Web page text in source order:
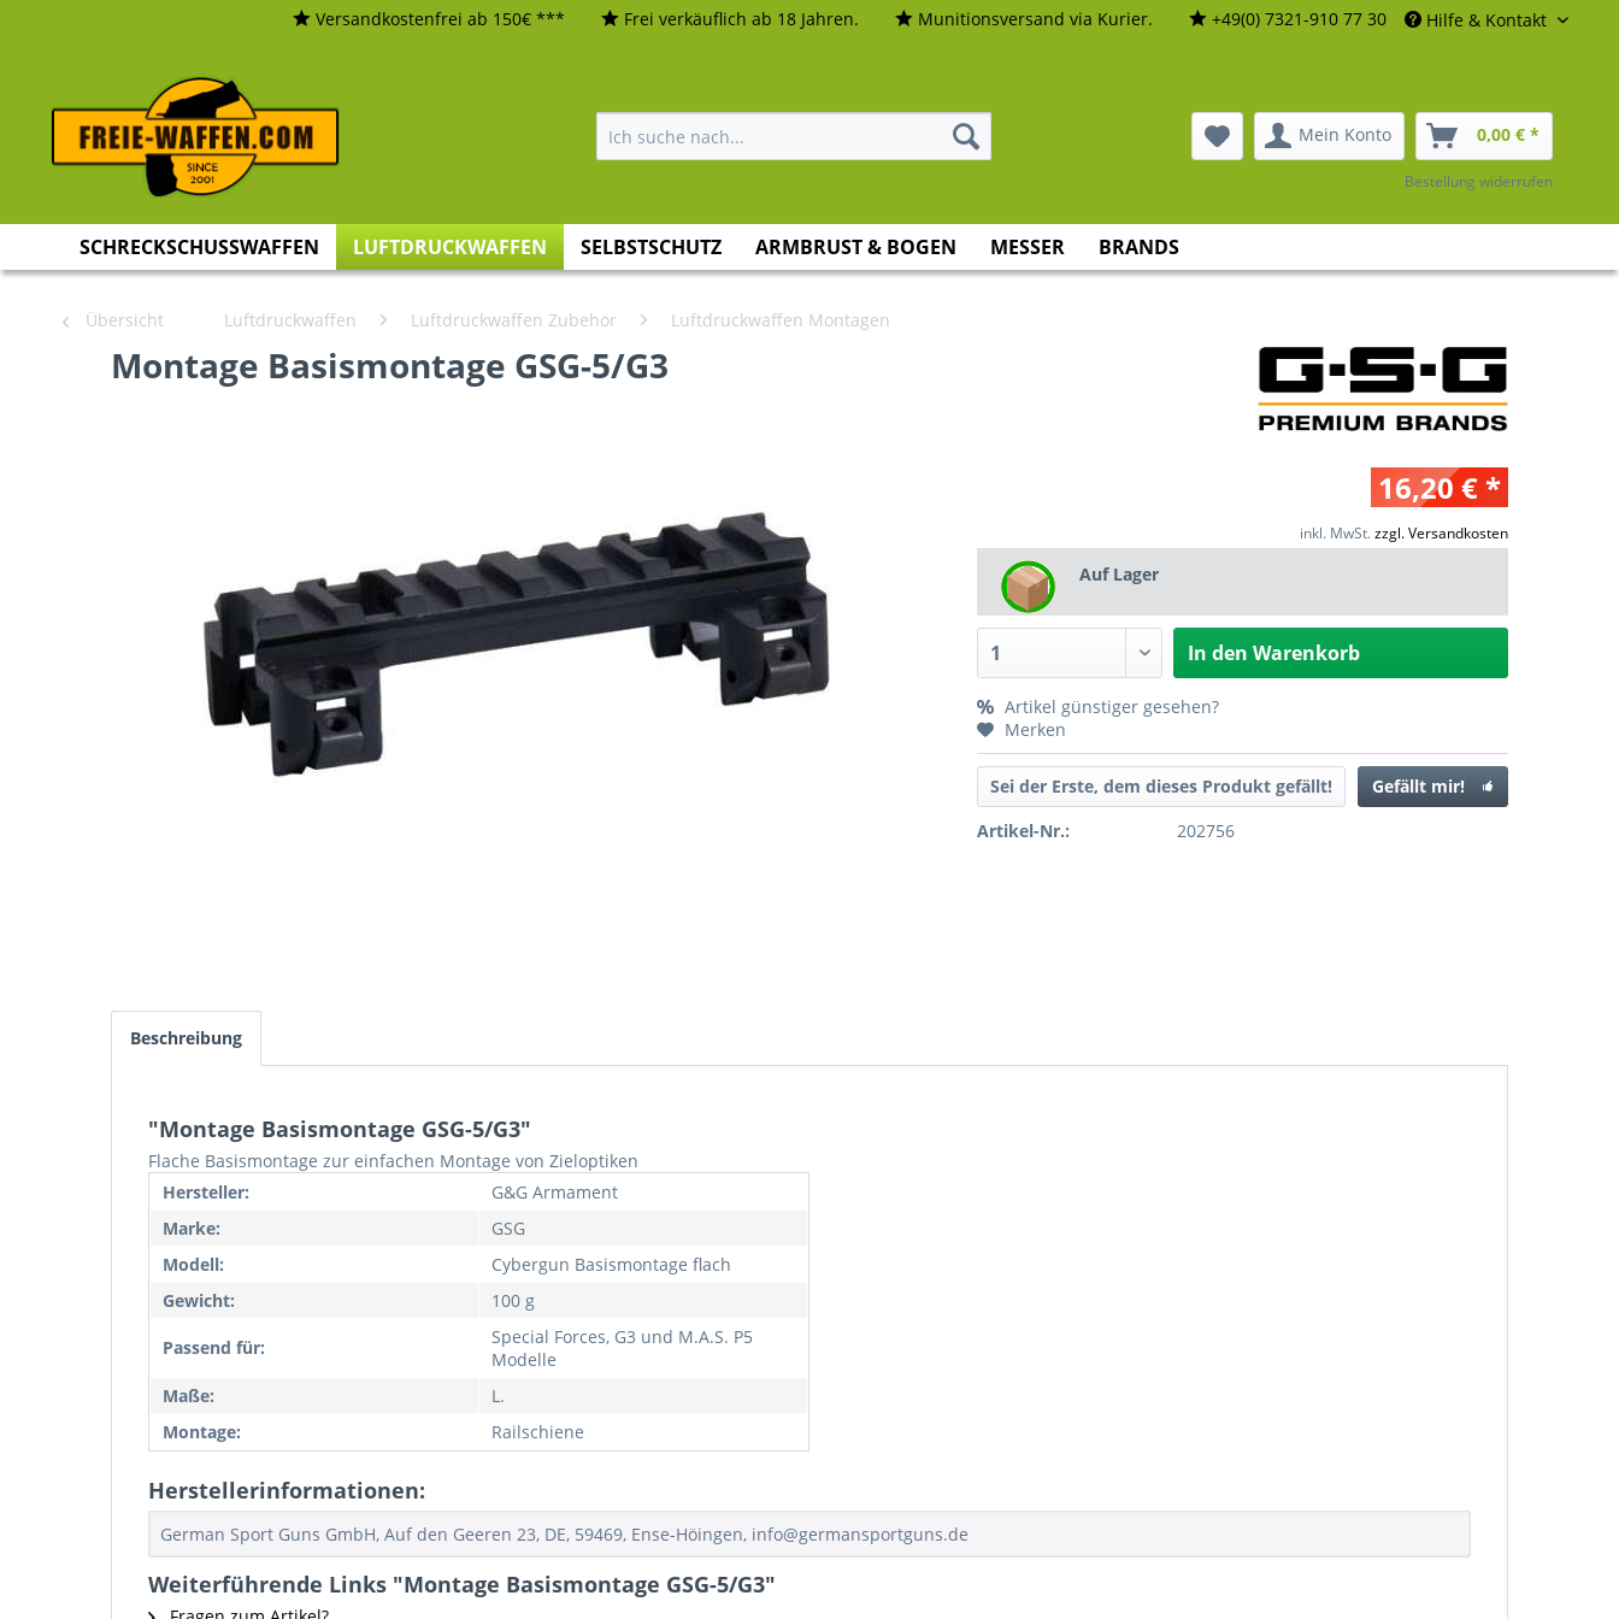
Hilfe & Kontakt
Versandkostenfrei ab 150€ *** Frei verkäuflich ab 18 Jahren. Munitionsversand via Kurier. +49(0) 7321-910 77 30
Mein Konto 0,00 € *
Bestellung widerrufen
SCHRECKSCHUSSWAFFEN LUFTDRUCKWAFFEN SELBSTSCHUTZ ARMBRUST & BOGEN MESSER BRANDS
Übersicht Luftdruckwaffen Luftdruckwaffen Zubehör Luftdruckwaffen Montagen
Montage Basismontage GSG-5/G3
16,20 € *
inkl. MwSt.zzgl. Versandkosten
Auf Lager
In den Warenkorb
Artikel günstiger gesehen?
Merken
Sei der Erste, dem dieses Produkt gefällt!
Gefällt mir!
Artikel-Nr.:
202756
Beschreibung
"Montage Basismontage GSG-5/G3"
Flache Basismontage zur einfachen Montage von Zieloptiken
Hersteller:
G&G Armament
Marke:
GSG
Modell:
Cybergun Basismontage flach
Gewicht:
100 g
Passend für:
Special Forces, G3 und M.A.S. P5
Modelle
Maße:
L.
Montage:
Railschiene
Herstellerinformationen:
German Sport Guns GmbH, Auf den Geeren 23, DE, 59469, Ense-Höingen, info@germansportguns.de
Weiterführende Links "Montage Basismontage GSG-5/G3"